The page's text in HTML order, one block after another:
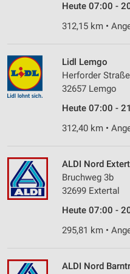
Heute 07:00 -
312,15 km •
Lidl Lemgo
Herforder
32657 Lemgo
Heute 07:00 -
312,40 km •
ALDI Nord
Bruchweg 3b
32699 Extertal
Heute 07:00 -
295,81 km •
ALDI Nord